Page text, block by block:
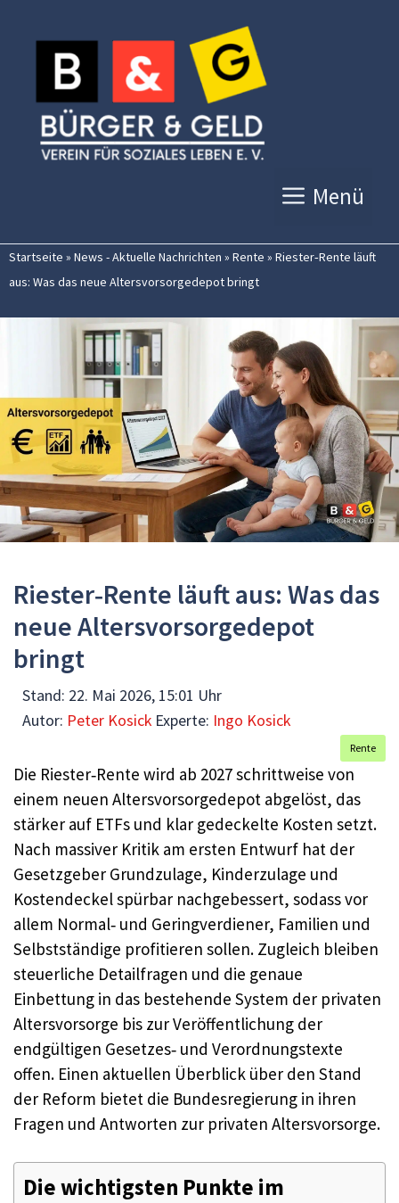
Inhalt
springen
Menü
Startseite » News - Aktuelle Nachrichten » Rente » Riester‑Rente läuft
aus: Was das neue Altersvorsorgedepot bringt
Riester‑Rente läuft aus: Was das
neue Altersvorsorgedepot
bringt
Stand: 22. Mai 2026, 15:01 Uhr
Autor: Peter Kosick Experte: Ingo Kosick
Rente
Die Riester‑Rente wird ab 2027 schrittweise von
einem neuen Altersvorsorgedepot abgelöst, das
stärker auf ETFs und klar gedeckelte Kosten setzt.
Nach massiver Kritik am ersten Entwurf hat der
Gesetzgeber Grundzulage, Kinderzulage und
Kostendeckel spürbar nachgebessert, sodass vor
allem Normal‑ und Geringverdiener, Familien und
Selbstständige profitieren sollen. Zugleich bleiben
steuerliche Detailfragen und die genaue
Einbettung in das bestehende System der privaten
Altersvorsorge bis zur Veröffentlichung der
endgültigen Gesetzes‑ und Verordnungstexte
offen. Einen aktuellen Überblick über den Stand
der Reform bietet die Bundesregierung in ihren
Fragen und Antworten zur privaten Altersvorsorge.
Die wichtigsten Punkte im